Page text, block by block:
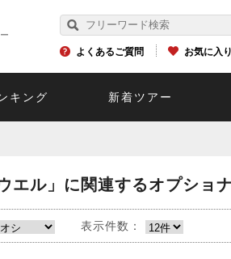
よくあるご質問 お気に入り
キング 新着ツアー
エル」に関連するオプショ
表示件数：